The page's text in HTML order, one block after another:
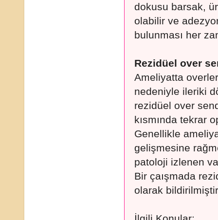
dokusu barsak,
olabilir ve
bulunması her
Rezidüel over
Ameliyatta
nedeniyle ileriki
rezidüel over
kısmında tekrar
Genellikle
gelişmesine
patoloji izlenen
Bir çaışmada
olarak